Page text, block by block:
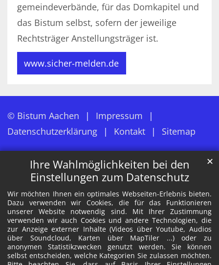
Ihre Wahlmöglichkeiten bei den
Einstellungen zum Datenschutz
Wir möchten Ihnen ein optimales Webseiten-Erlebnis bieten.
Dazu verwenden wir Cookies, die für das Funktionieren
unserer Website notwendig sind. Mit Ihrer Zustimmung
verwenden wir auch Cookies und andere Technologien, die
zur Anzeige externer Inhalte (Videos über Youtube, Audios
über Soundcloud, Karten über MapTiler ...) oder zu
anonymen Statistikzwecken genutzt werden. Sie können
selbst entscheiden, welche Kategorien Sie zulassen möchten.
✕
gemeindeverbände, für das Domkapitel und
das Bistum selbst, sofern der jeweilige
Rechtsträger Anstellungsträger ist.
www.sicher-melden.de
© Bistum Aachen
Impressum
Datenschutzerklärung
Kontakt Sitemap